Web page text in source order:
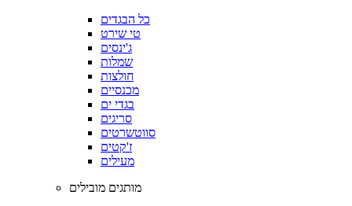
כל הבגדים
טי שירט
ג'ינסים
שמלות
חולצות
מכנסיים
בגדי ים
סריגים
סווטשרטים
ז'קטים
מעילים
מותגים מובילים